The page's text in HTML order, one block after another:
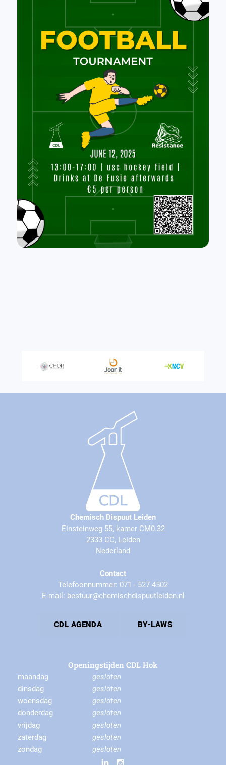
Chemisch Dispuut Leiden
Einsteinweg 55, kamer CM0.32
2333 CC, Leiden
Nederland
Contact
Telefoonnummer: 071 - 527 4502
E-mail: bestuur@chemischdispuutleiden.nl
CDL AGENDA BY-LAWS
Openingstijden CDL Hok
maandag
gesloten
dinsdag
gesloten
woensdag
gesloten
donderdag
gesloten
vrijdag
gesloten
zaterdag
gesloten
zondag
gesloten